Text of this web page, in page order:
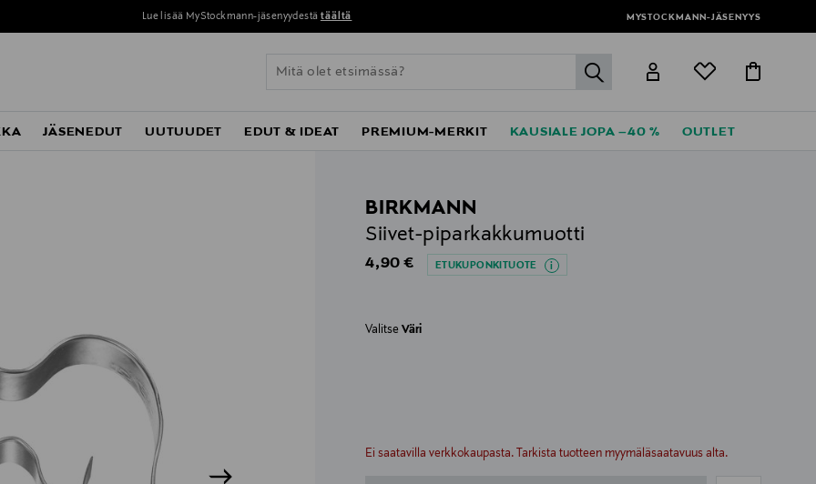
Lue lisää MyStockmann-jäsenyydestä täältä MYSTOCKMANN-JÄSENYYS
label.header.go
JÄSENEDUT UUTUUDET EDUT & IDEAT PREMIUM-MERKIT KAUSIALE JOPA –40 % OUTLET
BIRKMANN
Siivet-piparkakkumuotti
Original Price
4,90 € ETUKUPONKITUOTE
ValitseVäri
Ei saatavilla verkkokaupasta. Tarkista tuotteen myymäläsaatavuus alta.
null